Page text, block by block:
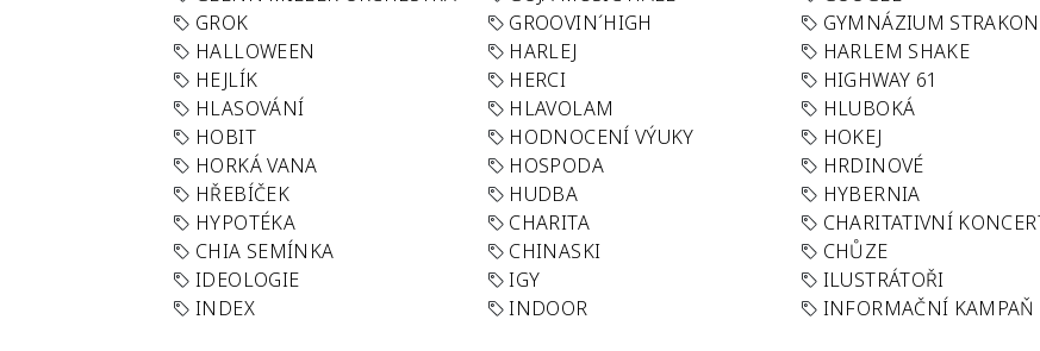
GROK
GROOVIN´HIGH GYMNÁZIUM
HALLOWEEN
HARLEJ HARLEM SHAKE
HEJLÍK
HERCI HIGHWAY 61
HLASOVÁNÍ
HLAVOLAM HLUBOKÁ
HOBIT
HODNOCENÍ VÝUKY HOKEJ
HORKÁ VANA
HOSPODA HRDINOVÉ
HŘEBÍČEK
HUDBA HYBERNIA
HYPOTÉKA
CHARITA CHARITATIVNÍ
CHIA SEMÍNKA
CHINASKI CHŮZE
IDEOLOGIE
IGY ILUSTRÁTOŘI
INDEX
INDOOR INFORMAČNÍ KAMPAŇ